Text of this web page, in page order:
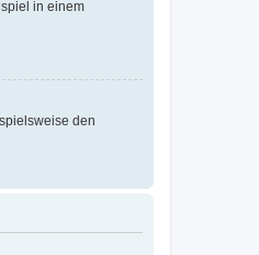
in einem
den